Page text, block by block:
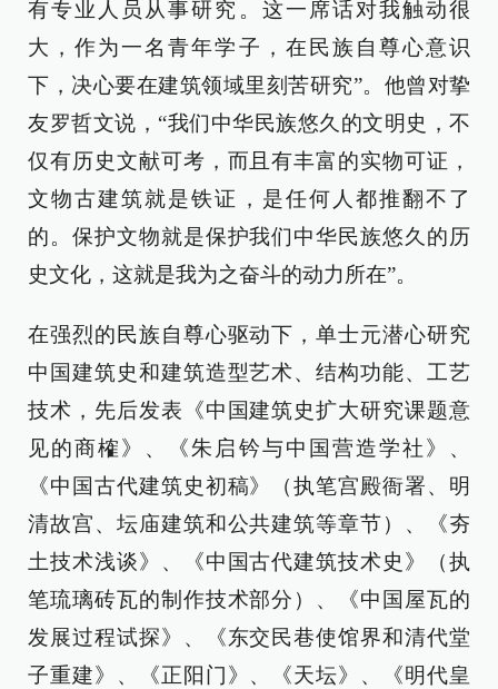
有专业人员从事研究。这一席话对我触动很
大，作为一名青年学子，在民族自尊心意识
下，决心要在建筑领域里刻苦研究”。他曾对挚
友罗哲文说，“我们中华民族悠久的文明史，不
仅有历史文献可考，而且有丰富的实物可证，
文物古建筑就是铁证，是任何人都推翻不了
的。保护文物就是保护我们中华民族悠久的历
史文化，这就是我为之奋斗的动力所在”。
在强烈的民族自尊心驱动下，单士元潜心研究
中国建筑史和建筑造型艺术、结构功能、工艺
技术，先后发表《中国建筑史扩大研究课题意
见的商榷》、《朱启钤与中国营造学社》、
《中国古代建筑史初稿》（执笔宫殿衙署、明
清故宫、坛庙建筑和公共建筑等章节）、《夯
土技术浅谈》、《中国古代建筑技术史》（执
笔琉璃砖瓦的制作技术部分）、《中国屋瓦的
发展过程试探》、《东交民巷使馆界和清代堂
子重建》、《正阳门》、《天坛》、《明代皇